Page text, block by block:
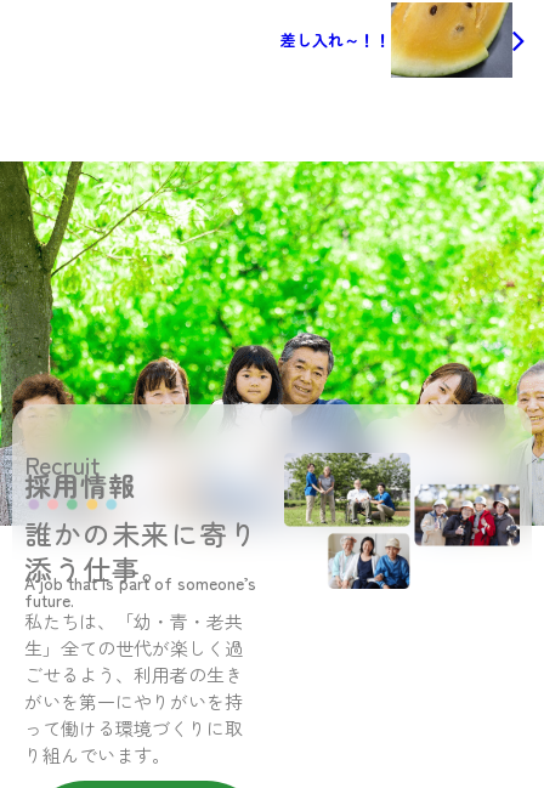
差し入れ～！！
Recruit
採用情報
誰かの未来に寄り
添う仕事。
A job that is part of someone’s
future.
私たちは、「幼・青・老共
生」全ての世代が楽しく過
ごせるよう、利用者の生き
がいを第一にやりがいを持
って働ける環境づくりに取
り組んでいます。